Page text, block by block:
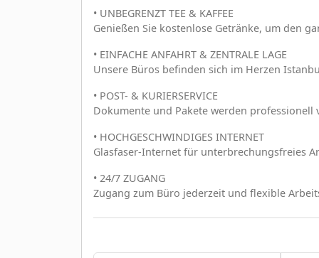
• UNBEGRENZT TEE & KAFFEE
Genießen Sie kostenlose Getränke, um den
• EINFACHE ANFAHRT & ZENTRALE LAGE
Unsere Büros befinden sich im Herzen
• POST- & KURIERSERVICE
Dokumente und Pakete werden
• HOCHGESCHWINDIGES INTERNET
Glasfaser-Internet für unterbrechungsfreies
• 24/7 ZUGANG
Zugang zum Büro jederzeit und flexible